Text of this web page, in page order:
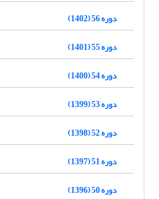
دوره 56 (1402)
دوره 55 (1401)
دوره 54 (1400)
دوره 53 (1399)
دوره 52 (1398)
دوره 51 (1397)
دوره 50 (1396)